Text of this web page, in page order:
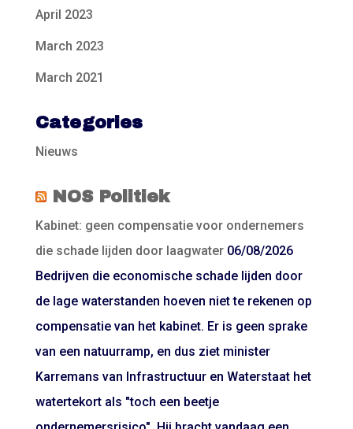
April 2023
March 2023
March 2021
Categories
Nieuws
NOS Politiek
Kabinet: geen compensatie voor ondernemers
die schade lijden door laagwater 06/08/2026
Bedrijven die economische schade lijden door
de lage waterstanden hoeven niet te rekenen op
compensatie van het kabinet. Er is geen sprake
van een natuurramp, en dus ziet minister
Karremans van Infrastructuur en Waterstaat het
watertekort als "toch een beetje